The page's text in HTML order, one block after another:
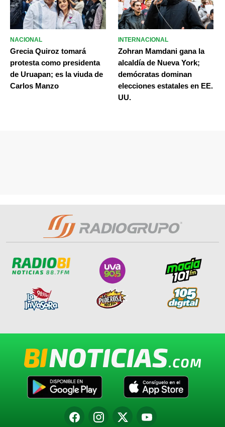
NACIONAL
Grecia Quiroz tomará
protesta como presidenta
de Uruapan; es la viuda de
Carlos Manzo
INTERNACIONAL
Zohran Mamdani gana la
alcaldía de Nueva York;
demócratas dominan
elecciones estatales en EE.
UU.